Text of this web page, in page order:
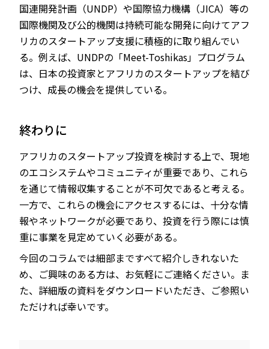
国連開発計画（UNDP）や国際協力機構（JICA）等の
国際機関及び公的機関は持続可能な開発に向けてアフ
リカのスタートアップ支援に積極的に取り組んでい
る。例えば、UNDPの「Meet-Toshikas」プログラム
は、日本の投資家とアフリカのスタートアップを結び
つけ、成長の機会を提供している。
終わりに
アフリカのスタートアップ投資を検討する上で、現地
のエコシステムやコミュニティが重要であり、これら
を通じて情報収集することが不可欠であると考える。
一方で、これらの機会にアクセスするには、十分な情
報やネットワークが必要であり、投資を行う際には慎
重に事業を見定めていく必要がある。
今回のコラムでは細部まですべて紹介しきれないた
め、ご興味のある方は、お気軽にご連絡ください。ま
た、詳細版の資料をダウンロードいただき、ご参照い
ただければ幸いです。